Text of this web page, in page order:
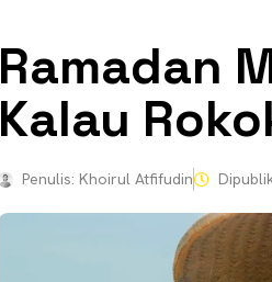
Ramadan
Kalau
Penulis: Khoirul Atfifudin